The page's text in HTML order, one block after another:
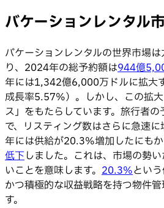
バケーションレンタル
バケーションレンタルの世界市場
り、2024年の総予約額は944億
年には1,342億6,000万ドルに拡大
成長率5.57%）。しかし、この拡
ス」をもたらしています。旅行者
で、リスティング数はさらに急速
年には供給が20.3%増加したにも
低下 しました。これは、市場の勢
いことを意味します。 20.3%とい
かつ積極的な収益戦略を持つ物件
す。